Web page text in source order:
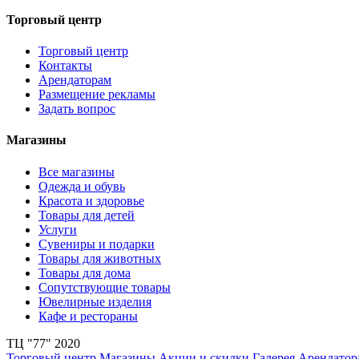
Торговый центр
Торговый центр
Контакты
Арендаторам
Размещение рекламы
Задать вопрос
Магазины
Все магазины
Одежда и обувь
Красота и здоровье
Товары для детей
Услуги
Сувениры и подарки
Товары для животных
Товары для дома
Сопутствующие товары
Ювелирные изделия
Кафе и рестораны
ТЦ "77" 2020